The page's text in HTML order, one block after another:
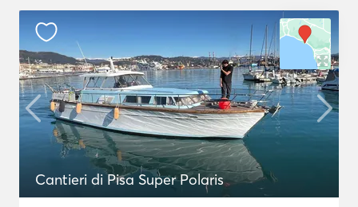
Cantieri di Pisa Super Polaris